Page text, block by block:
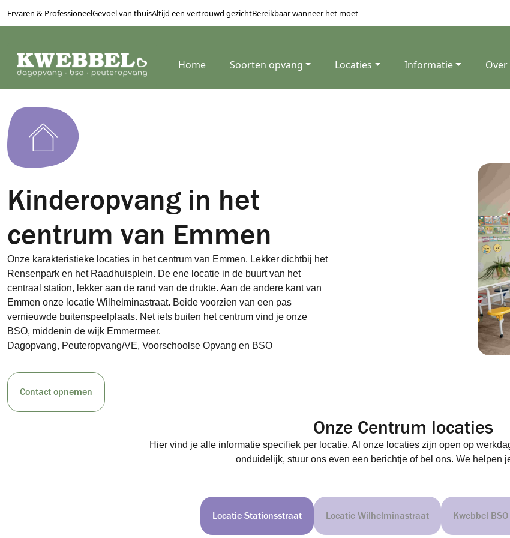
Ervaren & ProfessioneelGevoel van thuisAltijd een vertrouwd gezichtBereikbaar wanneer het moet
Home Soorten opvang Locaties Informatie Over
Kinderopvang in het
centrum van Emmen
Onze karakteristieke locaties in het centrum van Emmen. Lekker dichtbij het
Rensenpark en het Raadhuisplein. De ene locatie in de buurt van het
centraal station, lekker aan de rand van de drukte. Aan de andere kant van
Emmen onze locatie Wilhelminastraat. Beide voorzien van een pas
vernieuwde buitenspeelplaats. Net iets buiten het centrum vind je onze
BSO, middenin de wijk Emmermeer.
Dagopvang, Peuteropvang/VE, Voorschoolse Opvang en BSO
Contact opnemen
Onze Centrum locaties
Hier vind je alle informatie specifiek per locatie. Al onze locaties zijn open op
onduidelijk, stuur ons even een berichtje of bel ons. We helpen
Locatie Stationsstraat Locatie Wilhelminastraat Kwebbel